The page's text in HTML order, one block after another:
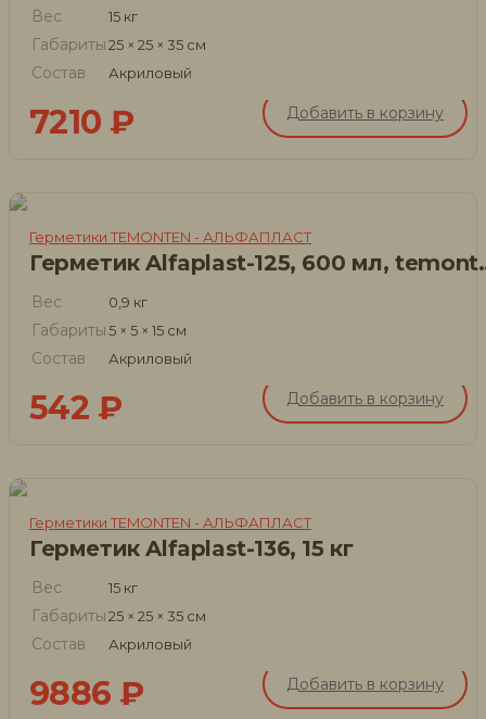
Вес 15 кг
Габариты25 × 25 × 35 см
Состав Акриловый
7210 ₽ Добавить в корзину
Герметики TEMONTEN - АЛЬФАПЛАСТ
Герметик
Вес 0,9 кг
Габариты5 × 5 × 15 см
Состав Акриловый
542 ₽ Добавить в корзину
Герметики TEMONTEN - АЛЬФАПЛАСТ
Герметик Alfaplast-136, 15 кг
Вес 15 кг
Габариты25 × 25 × 35 см
Состав Акриловый
9886 ₽ Добавить в корзину